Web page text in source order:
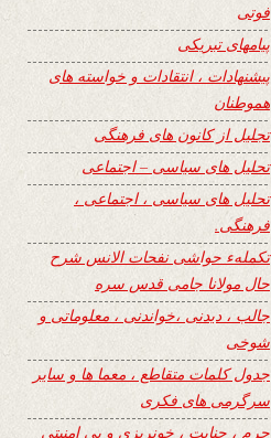
فوتی
پیامهای تبریکی
پیشنهادات ، انتقادات و خواسته های
هموطنان
تجلیل از کانون های فرهنگی
تحلیل های سیاسی – اجتماعی
تحلیل های سیاسی ، اجتماعی ،
فرهنگی.
تکملهء حواشی نفحات الانس شرح
حال مولانا جامی قدس سره
جالب ، دیدنی ،خواندنی ، معلوماتی و
شوخی
جدول کلمات متقاطع ، معما ها و سایر
سرگرمی های فکری
جرم ، جنایت ، خونریزی و بی امنیتی